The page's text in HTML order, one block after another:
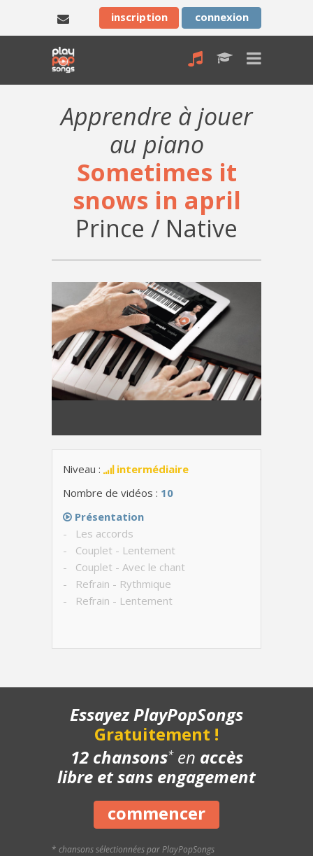
inscription connexion
Apprendre à jouer
au piano
Sometimes it
snows in april
Prince / Native
Niveau :
intermédiaire
Nombre de vidéos : 10
Présentation
- Les accords
- Couplet - Lentement
- Couplet - Avec le chant
- Refrain - Rythmique
- Refrain - Lentement
- Chanson complète
Essayez PlayPopSongs
Gratuitement !
12 chansons*en accès
libre et sans engagement
commencer
* chansons sélectionnées par PlayPopSongs